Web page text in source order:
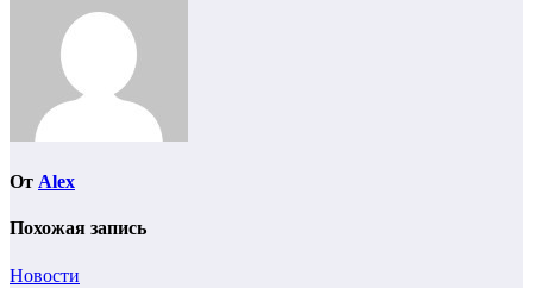
От Alex
Похожая запись
Новости